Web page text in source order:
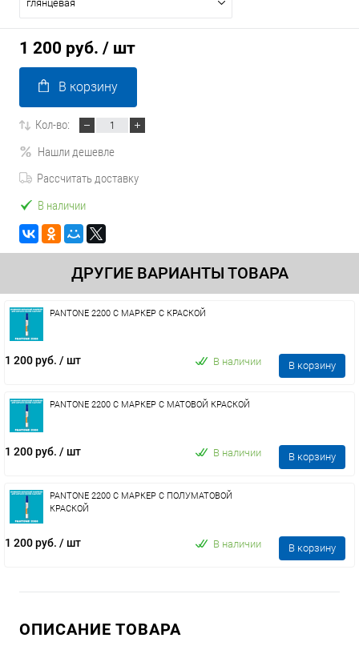
глянцевая
1 200 руб. / шт
В корзину
Кол-во:
Нашли дешевле
Рассчитать доставку
В наличии
ДРУГИЕ ВАРИАНТЫ ТОВАРА
PANTONE 2200 C МАРКЕР С КРАСКОЙ
1 200 руб. / шт В наличии В корзину
PANTONE 2200 C МАРКЕР С МАТОВОЙ КРАСКОЙ
1 200 руб. / шт В наличии В корзину
PANTONE 2200 C МАРКЕР С ПОЛУМАТОВОЙ
КРАСКОЙ
1 200 руб. / шт В наличии В корзину
ОПИСАНИЕ ТОВАРА